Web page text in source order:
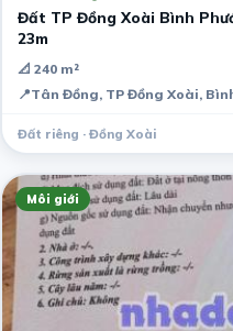
Đất TP Đồng Xoài Bình
23m
📐 240 m²
📍Tân Đồng, TP Đồng Xoài,
Đất riêng · Đồng Xoài
Môi giới